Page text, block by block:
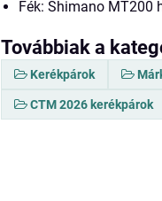
Fék: Shimano MT200
Továbbiak a
Kerékpárok
CTM 2026 kerékpárok